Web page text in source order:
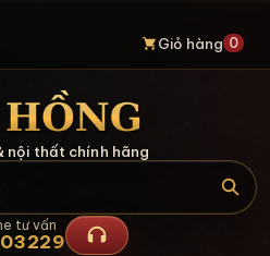
Giỏ hàng 0
nội thất chính hãng
tư vấn